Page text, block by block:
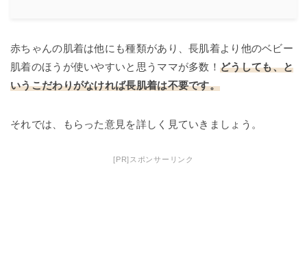
赤ちゃんの肌着は他にも種類があり、長肌着より他のベビー
肌着のほうが使いやすいと思うママが多数！ どうしても、と
いうこだわりがなければ長肌着は不要です。
それでは、もらった意見を詳しく見ていきましょう。
[PR]スポンサーリンク